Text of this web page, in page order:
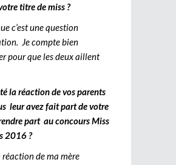
titre de miss ?
c’est une question
Je compte bien
pour que les deux aillent
la réaction de vos parents
leur avez fait part de votre
part au concours Miss
2016 ?
réaction de ma mère